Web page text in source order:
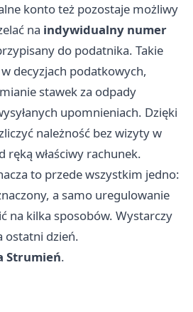
konto też pozostaje możliwy
na indywidualny numer
do podatnika. Takie
decyzjach podatkowych,
stawek za odpady
upomnieniach. Dzięki
należność bez wizyty w
ręką właściwy rachunek.
to przede wszystkim jedno:
a samo uregulowanie
na kilka sposobów. Wystarczy
ostatni dzień.
Strumień.